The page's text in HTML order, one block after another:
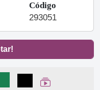
Código
293051
no Facebook
Compartilhar no
Compartilhar
Ver Web Story